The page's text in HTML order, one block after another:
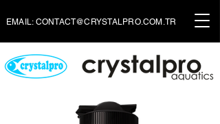
EMAIL: CONTACT@CRYSTALPRO.COM.TR